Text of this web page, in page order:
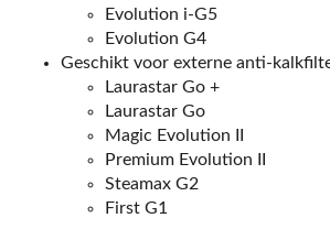
Evolution i-G5
Evolution G4
Geschikt voor externe anti-
Laurastar Go +
Laurastar Go
Magic Evolution II
Premium Evolution II
Steamax G2
First G1